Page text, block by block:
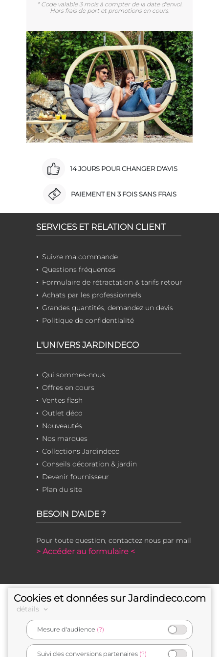
* Code valable 3 mois à compter de la date d'envoi.
Hors frais de port et promotions en cours.
14 JOURS POUR CHANGER D'AVIS
PAIEMENT EN 3 FOIS SANS FRAIS
SERVICES ET RELATION CLIENT
Suivre ma commande
Questions fréquentes
Formulaire de rétractation & tarifs retour
Achats par les professionnels
Grandes quantités, demandez un devis
Politique de confidentialité
L'UNIVERS JARDINDECO
Qui sommes-nous
Offres en cours
Ventes flash
Outlet déco
Nouveautés
Nos marques
Collections Jardindeco
Conseils décoration & jardin
Devenir fournisseur
Plan du site
BESOIN D'AIDE ?
Pour toute question, contactez nous par mail
> Accéder au formulaire <
e-commerçant français
Cookies et données sur Jardindeco.com
détails
Mesure d'audience (?)
Suivi des conversions partenaires (?)